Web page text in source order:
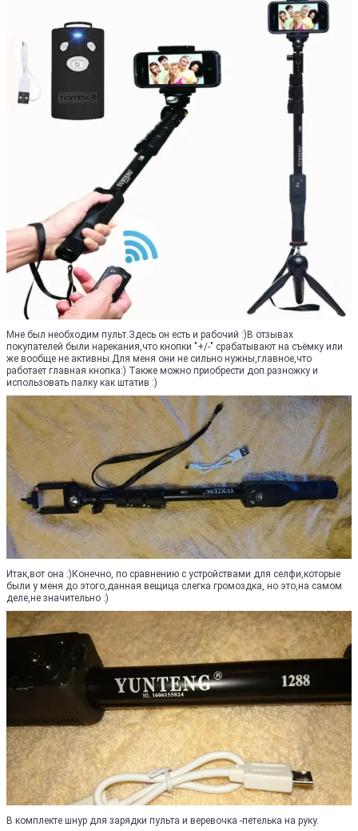
Мне был необходим пульт.Здесь он есть и рабочий :)В отзывах
покупателей были нарекания,что кнопки "+/-" срабатывают на съёмку или
же вообще не активны.Для меня они не сильно нужны,главное,что
работает главная кнопка:) Также можно приобрести доп.разножку и
использовать палку как штатив :)
Итак,вот она :)Конечно, по сравнению с устройствами для селфи,которые
были у меня до этого,данная вещица слегка громоздка, но это,на самом
деле,не значительно :)
В комплекте шнур для зарядки пульта и веревочка -петелька на руку.